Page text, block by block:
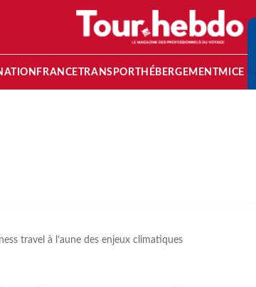
FRANCETRANSPORT HÉBERGEMENTMICE
travel à l’aune des enjeux climatiques